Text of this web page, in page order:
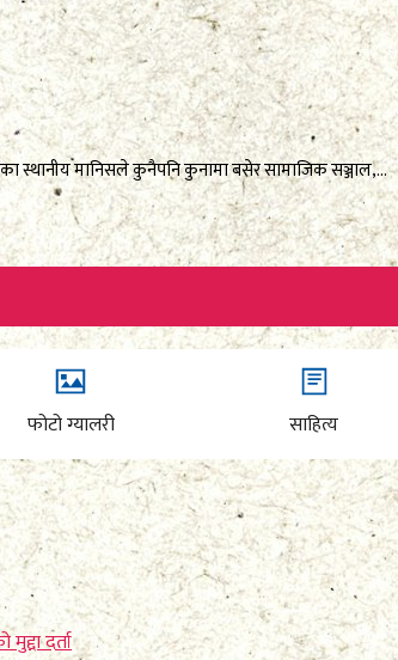
स्थानीय मानिसले कुनैपनि कुनामा बसेर सामाजिक सञ्जाल,...
फोटो ग्यालरी साहित्य